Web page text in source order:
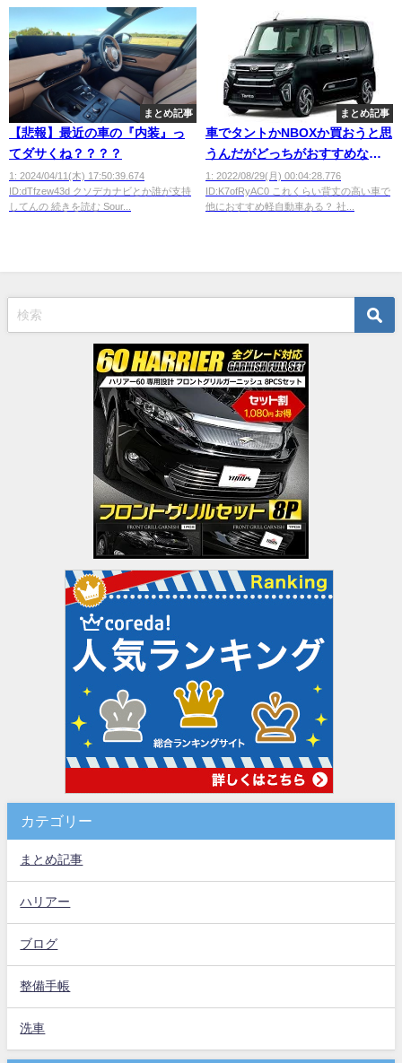
まとめ記事
【悲報】最近の車の『内装』っ
てダサくね？？？？
1: 2024/04/11(木) 17:50:39.674
ID:dTfzew43d クソデカナビとか誰が支持
してんの 続きを読む Sour...
まとめ記事
車でタントかNBOXか買おうと思
うんだがどっちがおすすめな
の？
1: 2022/08/29(月) 00:04:28.776
ID:K7ofRyAC0 これくらい背丈の高い車で
他におすすめ軽自動車ある？ 社...
カテゴリー
まとめ記事
ハリアー
ブログ
整備手帳
洗車